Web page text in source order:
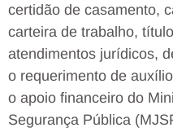
certidão de casamento,
carteira de trabalho,
atendimentos jurídicos,
o requerimento de
o apoio financeiro do
Segurança Pública